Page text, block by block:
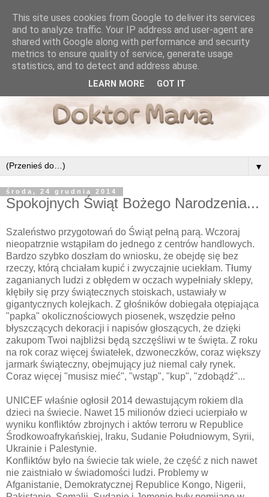
▼
środa, 24 grudnia 2014
Spokojnych Świąt Bożego Narodzenia...
Szaleństwo przygotowań do Świąt pełną parą. Wczoraj
nieopatrznie wstąpiłam do jednego z centrów handlowych.
Bardzo szybko doszłam do wniosku, że obejdę się bez
rzeczy, którą chciałam kupić i zwyczajnie uciekłam. Tłumy
zaganianych ludzi z obłędem w oczach wypełniały sklepy,
kłębiły się przy świątecznych stoiskach, ustawiały w
gigantycznych kolejkach. Z głośników dobiegała otępiająca
"papka" okolicznościowych piosenek, wszędzie pełno
błyszczących dekoracji i napisów głoszących, że dzięki
zakupom Twoi najbliżsi będą szczęśliwi w te święta. Z roku
na rok coraz więcej światełek, dzwoneczków, coraz większy
jarmark świąteczny, obejmujący już niemal cały rynek.
Coraz więcej "musisz mieć", "wstąp", "kup", "zdobądź"...
UNICEF właśnie ogłosił 2014 dewastującym rokiem dla
dzieci na świecie. Nawet 15 milionów dzieci ucierpiało w
wyniku konfliktów zbrojnych i aktów terroru w Republice
Środkowoafrykańskiej, Iraku, Sudanie Południowym, Syrii,
Ukrainie i Palestynie.
Konfliktów było na świecie tak wiele, że część z nich nawet
nie zaistniało w świadomości ludzi. Problemy w
Afganistanie, Demokratycznej Republice Kongo, Nigerii,
This site uses cookies from Google to deliver its services
and to analyze traffic. Your IP address and user-agent are
shared with Google along with performance and security
metrics to ensure quality of service, generate usage
statistics, and to detect and address abuse.
LEARN MORE GOT IT